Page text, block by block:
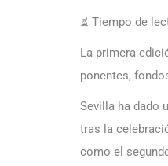
⏳ Tiempo de
La primera
ponentes,
Sevilla ha dado
tras la
como el